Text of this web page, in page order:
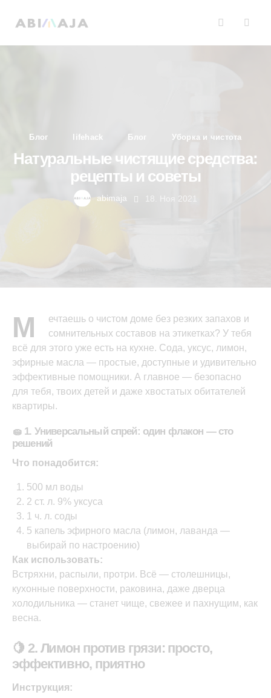
Блог lifehack Блог Уборка и чистота
Натуральные чистящие средства:
рецепты и советы
abimaja 18. Ноя 2021
М
ечтаешь о чистом доме без резких запахов и
сомнительных составов на этикетках? У тебя
всё для этого уже есть на кухне. Сода, уксус, лимон,
эфирные масла — простые, доступные и удивительно
эффективные помощники. А главное — безопасно
для тебя, твоих детей и даже хвостатых обитателей
квартиры.
🧽 1. Универсальный спрей: один флакон — сто
решений
Что понадобится:
500 мл воды
2 ст. л. 9% уксуса
1 ч. л. соды
5 капель эфирного масла (лимон, лаванда —
выбирай по настроению)
Как использовать:
Встряхни, распыли, протри. Всё — столешницы,
кухонные поверхности, раковина, даже дверца
холодильника — станет чище, свежее и пахнущим, как
весна.
🍋 2. Лимон против грязи: просто,
эффективно, приятно
Инструкция: